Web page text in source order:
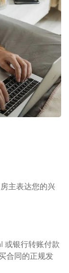
主表达您的兴
或银行转账付款
合同的正规发